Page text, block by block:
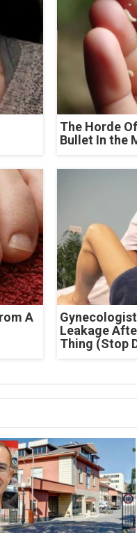
The Horde
Bullet In the
A
Leakage
Thing (Stop